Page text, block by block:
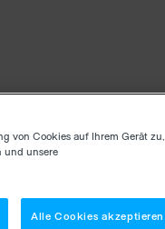
von Cookies auf Ihrem Gerät zu,
und unsere
Alle Cookies akzeptieren